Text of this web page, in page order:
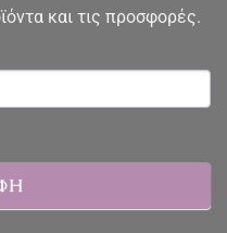
και τις προσφορές.